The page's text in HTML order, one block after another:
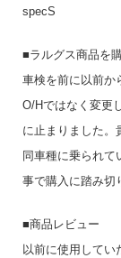
specS
■ラルグス商品を
車検を前に以前か
O/Hではなく変更
に止まりました。
同車種に乗られて
事で購入に踏み切
■商品レビュー
以前に使用して